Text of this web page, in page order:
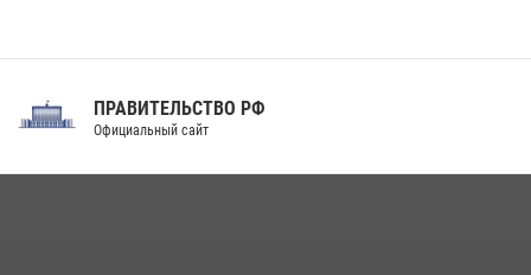
Праздник «Один день с Росгвардией» к 105-летию Центрального
ПРАВИТЕЛЬСТВО РФ
Официальный сайт